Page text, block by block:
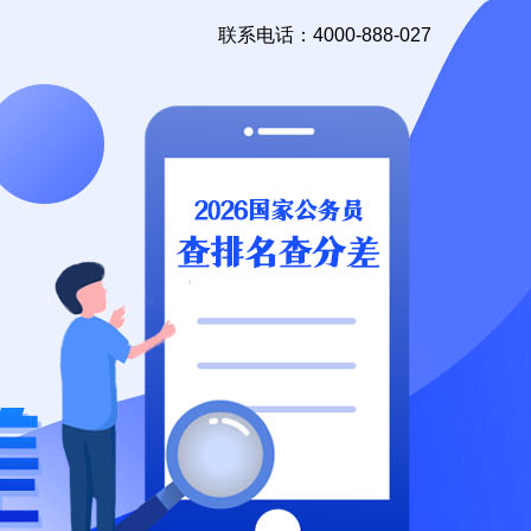
联系电话：4000-888-027